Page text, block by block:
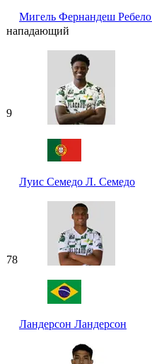
Мигель Фернандеш Ребело
нападающий
9
Луис Семедо Л. Семедо
78
Ландерсон Ландерсон